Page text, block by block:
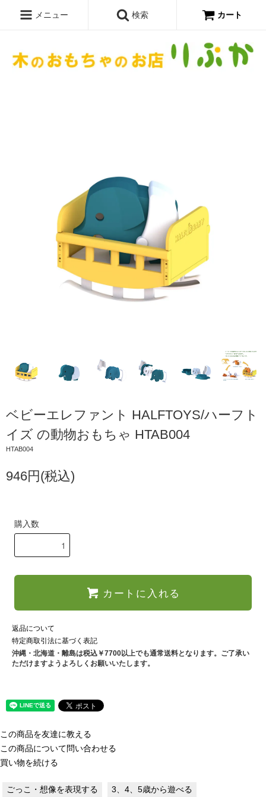
メニュー 検索 カート
ベビーエレファント HALFTOYS/ハーフト
イズ の動物おもちゃ HTAB004
HTAB004
946円(税込)
購入数
カートに入れる
返品について
特定商取引法に基づく表記
沖縄・北海道・離島は税込￥7700以上でも通常送料となります。ご了承い
ただけますようよろしくお願いいたします。
この商品を友達に教える
この商品について問い合わせる
買い物を続ける
ごっこ・想像を表現する 3、4、5歳から遊べる